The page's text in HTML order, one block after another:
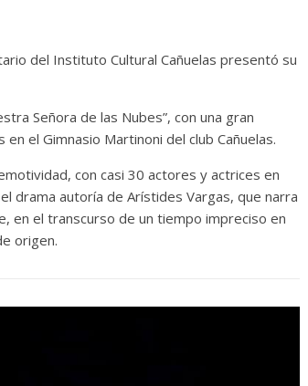
del Instituto Cultural Cañuelas presentó su
Señora de las Nubes”, con una gran
el Gimnasio Martinoni del club Cañuelas.
con casi 30 actores y actrices en
drama autoría de Arístides Vargas, que narra
en el transcurso de un tiempo impreciso en
origen.